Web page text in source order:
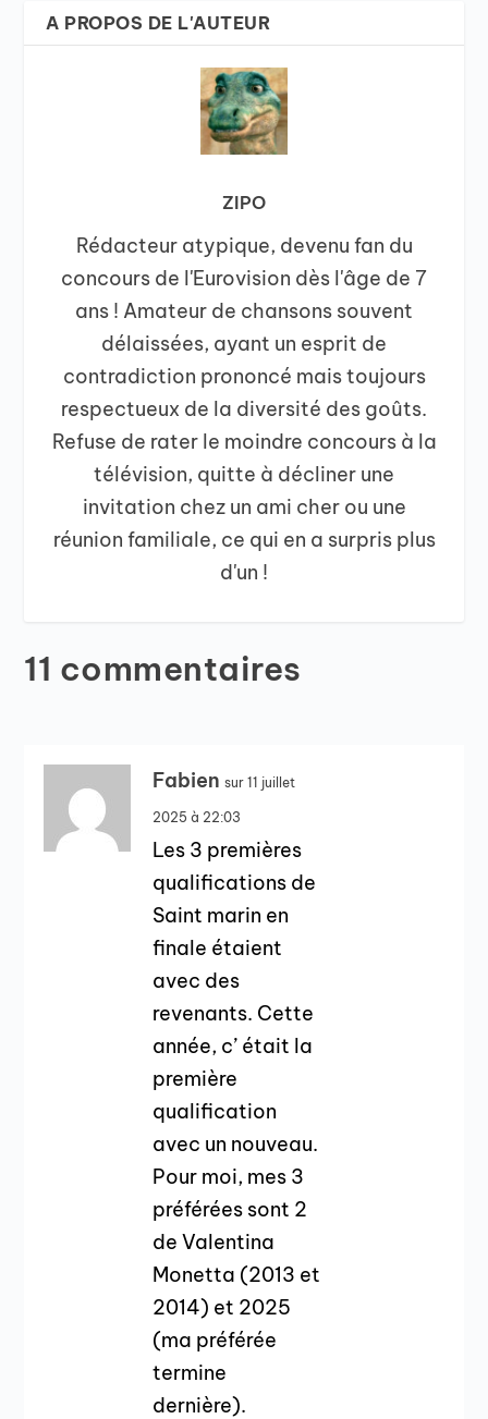
A PROPOS DE L'AUTEUR
ZIPO
Rédacteur atypique, devenu fan du
concours de l'Eurovision dès l'âge de 7
ans ! Amateur de chansons souvent
délaissées, ayant un esprit de
contradiction prononcé mais toujours
respectueux de la diversité des goûts.
Refuse de rater le moindre concours à la
télévision, quitte à décliner une
invitation chez un ami cher ou une
réunion familiale, ce qui en a surpris plus
d'un !
11 commentaires
Fabien sur 11 juillet
2025 à 22:03
Les 3 premières
qualifications de
Saint marin en
finale étaient
avec des
revenants. Cette
année, c’ était la
première
qualification
avec un nouveau.
Pour moi, mes 3
préférées sont 2
de Valentina
Monetta (2013 et
2014) et 2025
(ma préférée
termine
dernière).